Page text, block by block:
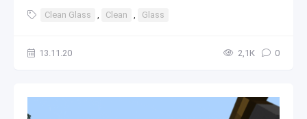
Clean Glass , Clean , Glass
13.11.20 2,1К 0